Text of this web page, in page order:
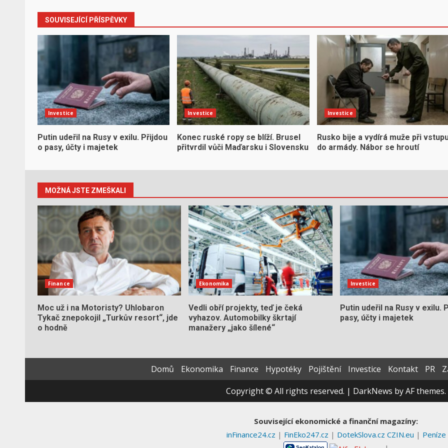
SOUVISEJÍCÍ PŘÍSPĚVKY
Investice
Putin udeřil na Rusy v exilu. Přijdou
o pasy, účty i majetek
Investice
Konec ruské ropy se blíží. Brusel
přitvrdil vůči Maďarsku i Slovensku
Investice
Rusko bije a vydírá muže při
do armády. Nábor se hroutí
MOŽNÁ JSTE ZMEŠKALI
Finance
Moc už i na Motoristy? Uhlobaron
Tykač znepokojil „Turkův resort“, jde
o hodně
Ekonomika
Vedli obří projekty, teď je čeká
vyhazov. Automobilky škrtají
manažery „jako šílené“
Investice
Putin udeřil na Rusy v exilu.
pasy, účty i majetek
Domů Ekonomika Finance Hypotéky Pojištění Investice Kontakt PR
Copyright © All rights reserved. | DarkNews by AF themes.
Související ekonomické a finanční magazíny:
inFinance24.cz | FinEko247.cz | DotekSlova.cz CZIN.eu | Peníze